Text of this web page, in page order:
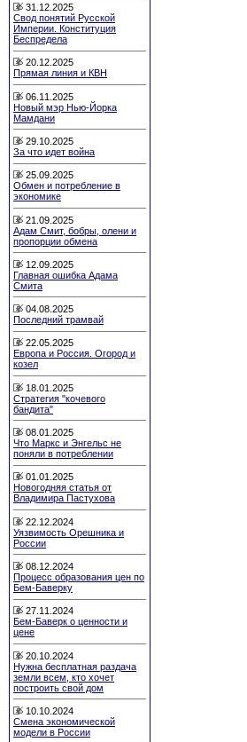
31.12.2025
Свод понятий Русской
Империи. Конституция
Беспредела
20.12.2025
Прямая линия и КВН
06.11.2025
Новый мэр Нью-Йорка
Мамдани
29.10.2025
За что идет война
25.09.2025
Обмен и потребление в
экономике
21.09.2025
Адам Смит, бобры, олени и
пропорции обмена
12.09.2025
Главная ошибка Адама
Смита
04.08.2025
Последний трамвай
22.05.2025
Европа и Россия. Огород и
козел
18.01.2025
Стратегия "кочевого
бандита"
08.01.2025
Что Маркс и Энгельс не
поняли в потреблении
01.01.2025
Новогодняя статья от
Владимира Пастухова
22.12.2024
Уязвимость Орешника и
России
08.12.2024
Процесс образования цен по
Бем-Баверку
27.11.2024
Бем-Баверк о ценности и
цене
20.10.2024
Нужна бесплатная раздача
земли всем, кто хочет
построить свой дом
10.10.2024
Смена экономической
модели в России